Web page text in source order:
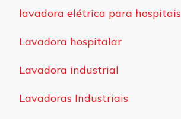
lavadora elétrica para hospitais
Lavadora hospitalar
Lavadora industrial
Lavadoras Industriais